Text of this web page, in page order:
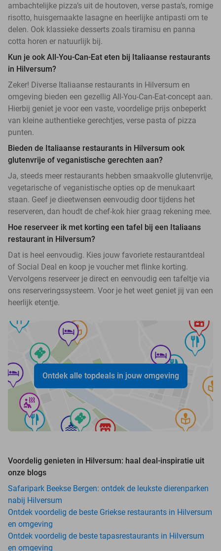
ambachtelijke pizza’s uit de houtoven, verse pasta’s, romige
risotto, huisgemaakte lasagne en heerlijke antipasti om te
delen. Ook klassieke desserts zoals tiramisu en panna
cotta horen er natuurlijk bij.
Kun je ook All-You-Can-Eat eten bij Italiaanse restaurants
in Hilversum?
Zeker! Diverse Italiaanse restaurants in Hilversum en
omgeving bieden een gezellig All-You-Can-Eat-concept aan.
Hierbij geniet je voor een vaste, voordelige prijs onbeperkt
van kleine authentieke gerechtjes, verse pasta of pizza
punten.
Bieden de Italiaanse restaurants in Hilversum ook
glutenvrije of veganistische gerechten aan?
Ja, steeds meer restaurants hebben smaakvolle glutenvrije,
vegetarische of veganistische opties op de menukaart
staan. Geef je dieetwensen eenvoudig door tijdens het
reserveren, dan houdt de chef-kok hier graag rekening mee.
Hoe reserveer ik met korting een tafel bij een Italiaans
restaurant in Hilversum?
Dat is heel eenvoudig. Kies jouw favoriete restaurantdeal
of Social Deal en koop je voucher met flinke korting.
Vervolgens reserveer je direct en eenvoudig een tafeltje via
ons reserveringssysteem. Voor je het weet geniet jij van een
heerlijk etentje.
Ontdek alle topdeals in jouw omgeving
Voordelig genieten in Hilversum: haal deal-inspiratie uit
onze blogs
Safaripark Beekse Bergen: ontdek de leukste dierenparken
nabij Hilversum
Ontdek voordelig de beste Griekse restaurants in Hilversum
en omgeving
Ontdek voordelig de beste tapasrestaurants in Hilversum
en omgeving